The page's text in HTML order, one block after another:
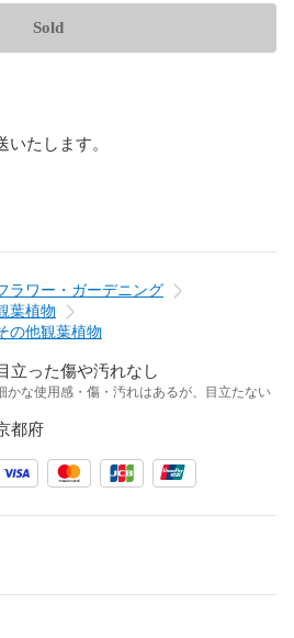
Sold
たします。
ラワー・ガーデニング
葉植物
の他観葉植物
立った傷や汚れなし
かな使用感・傷・汚れはあるが、目立たない
都府